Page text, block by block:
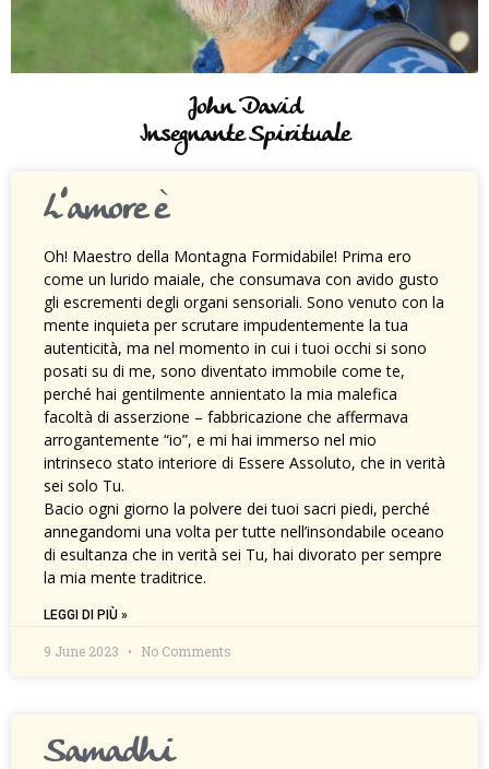
John David
Insegnante Spirituale
L’amore è
Oh! Maestro della Montagna Formidabile! Prima ero
come un lurido maiale, che consumava con avido gusto
gli escrementi degli organi sensoriali. Sono venuto con la
mente inquieta per scrutare impudentemente la tua
autenticità, ma nel momento in cui i tuoi occhi si sono
posati su di me, sono diventato immobile come te,
perché hai gentilmente annientato la mia malefica
facoltà di asserzione – fabbricazione che affermava
arrogantemente “io”, e mi hai immerso nel mio
intrinseco stato interiore di Essere Assoluto, che in verità
sei solo Tu.
Bacio ogni giorno la polvere dei tuoi sacri piedi, perché
annegandomi una volta per tutte nell’insondabile oceano
di esultanza che in verità sei Tu, hai divorato per sempre
la mia mente traditrice.
LEGGI DI PIÙ »
9 June 2023 No Comments
Samadhi